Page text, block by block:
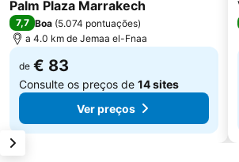
Palm Plaza Marrakech
7,7 Boa (5.074 pontuações)
a 4.0 km de Jemaa el-Fnaa
de € 83
Consulte os preços de 14 sites
Ver preços